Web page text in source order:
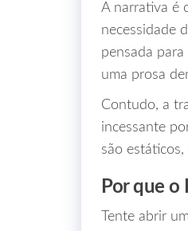
A narrativa é
necessidade
pensada
uma prosa
Contudo, a
incessante
são
Por que o
Tente abrir